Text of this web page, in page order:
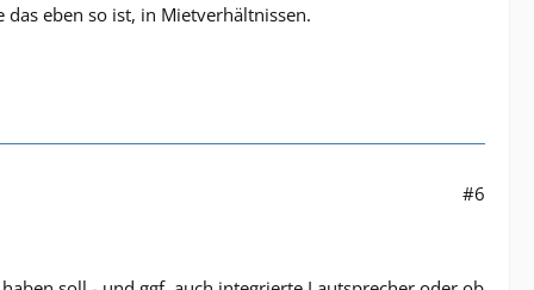
eben so ist, in Mietverhältnissen.
#6